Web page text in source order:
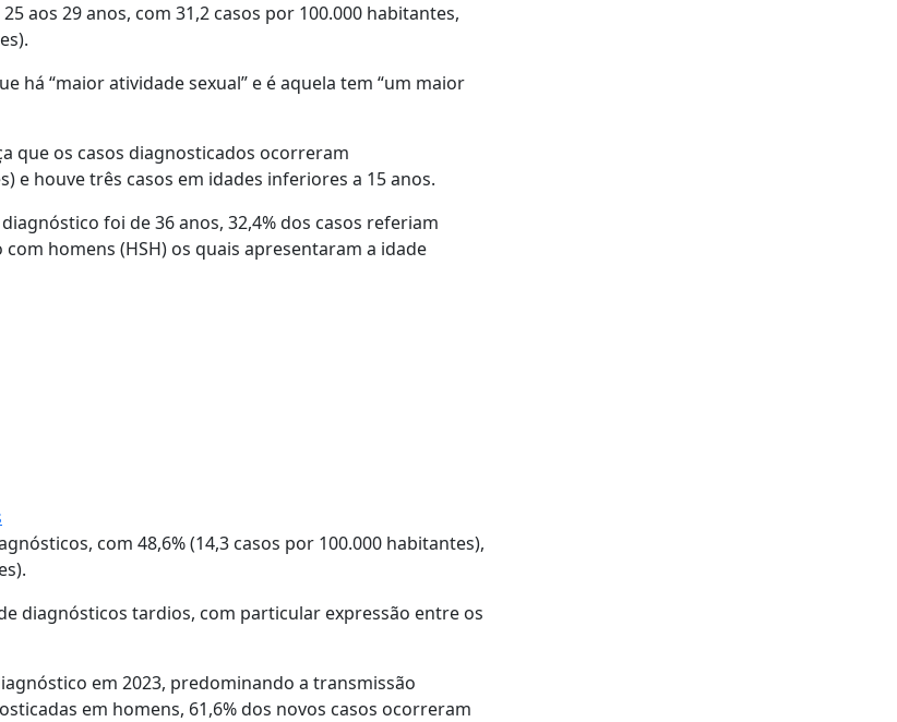
aos 29 anos, com 31,2 casos por 100.000 habitantes,
há “maior atividade sexual” e é aquela tem “um maior
que os casos diagnosticados ocorreram
e houve três casos em idades inferiores a 15 anos.
foi de 36 anos, 32,4% dos casos referiam
homens (HSH) os quais apresentaram a idade
com 48,6% (14,3 casos por 100.000 habitantes),
diagnósticos tardios, com particular expressão entre os
em 2023, predominando a transmissão
em homens, 61,6% dos novos casos ocorreram